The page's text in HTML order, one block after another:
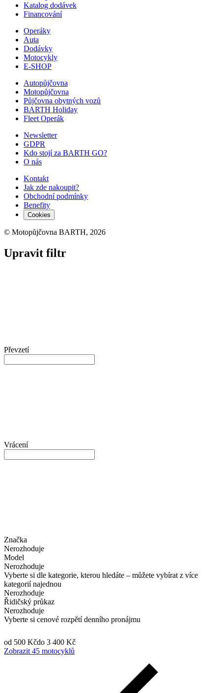
Katalog dodávek
Financování
Operáky
Auta
Dodávky
Motocykly
E-SHOP
Autopůjčovna
Motopůjčovna
Půjčovna obytných vozů
BARTH Holiday
Fleet Operák
Newsletter
GDPR
Kdo stojí za BARTH GO?
O nás
Kontakt
Jak zde nakoupit?
Obchodní podmínky
Benefity
Cookies
© Motopůjčovna BARTH, 2026
Upravit filtr
Převzetí
Vrácení
Značka
Nerozhoduje
Model
Nerozhoduje
Vyberte si dle kategorie, kterou hledáte – můžete vybírat z více
kategorií najednou
Nerozhoduje
Řidičský průkaz
Nerozhoduje
Vyberte si cenové rozpětí denního pronájmu
od 500 Kčdo 3 400 Kč
Zobrazit 45 motocyklů